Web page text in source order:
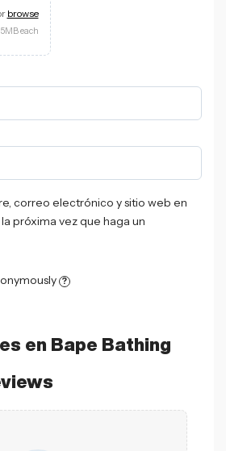
en Bape Bathing
browse
each
correo electrónico y sitio web en
próxima vez que haga un
?